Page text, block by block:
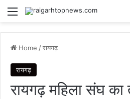
Menu
Home /रायगढ़
रायगढ़
रायगढ़ महिला संघ का